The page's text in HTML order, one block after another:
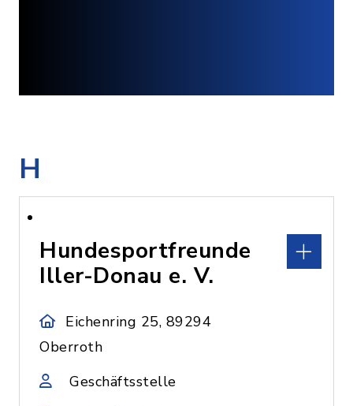
H
Hundesportfreunde
Iller-Donau e. V.
Eichenring 25, 89294
Oberroth
Geschäftsstelle